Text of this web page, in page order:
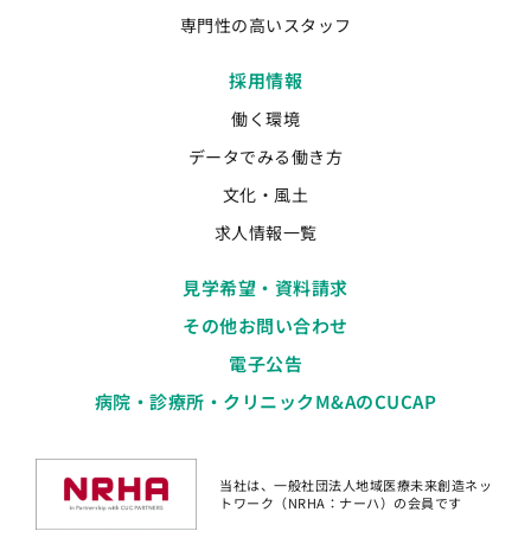
専門性の高いスタッフ
採用情報
働く環境
データでみる働き方
文化・風土
求人情報一覧
見学希望・資料請求
その他お問い合わせ
電子公告
病院・診療所・クリニックM&AのCUCAP
当社は、一般社団法人地域医療未来創造ネッ
トワーク（NRHA：ナーハ）の会員です